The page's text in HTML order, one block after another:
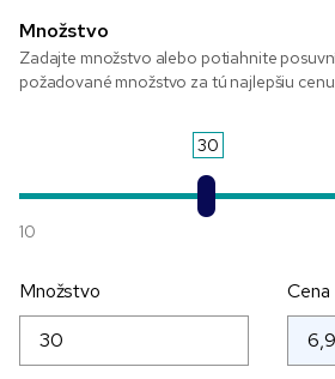
Množstvo
Zadajte množstvo alebo potiahnite
požadované množstvo za tú najlepšiu cenu.
30
10
Množstvo Cena